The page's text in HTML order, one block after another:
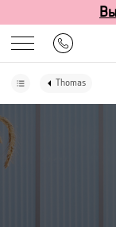
Thomas